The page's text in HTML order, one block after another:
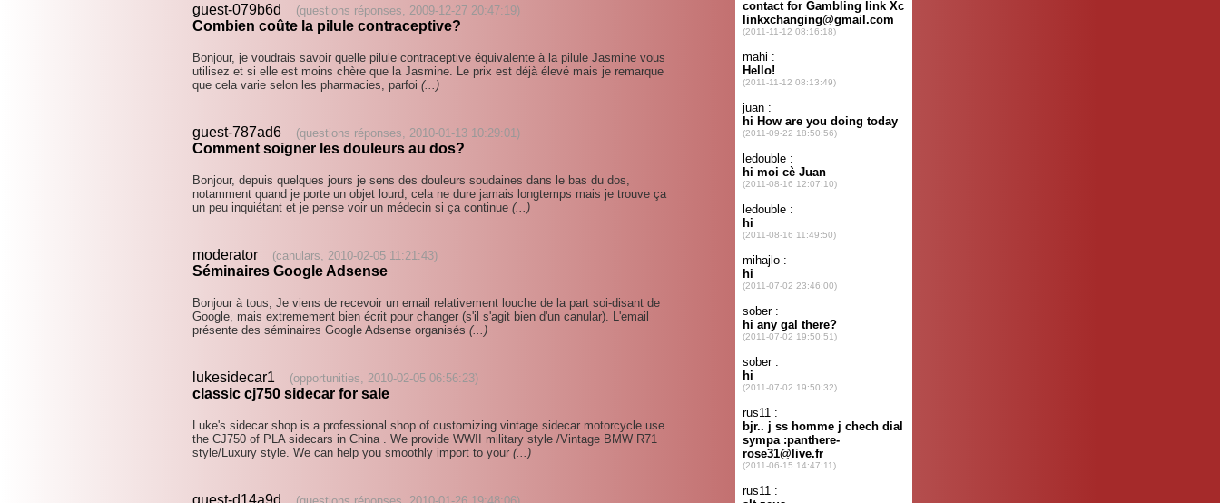
guest-079b6d (questions réponses, 2009-12-27 20:47:19)
Combien coûte la pilule contraceptive?
Bonjour, je voudrais savoir quelle pilule contraceptive équivalente à la pilule Jasmine vous
utilisez et si elle est moins chère que la Jasmine. Le prix est déjà élevé mais je remarque
que cela varie selon les pharmacies, parfoi (...)
guest-787ad6 (questions réponses, 2010-01-13 10:29:01)
Comment soigner les douleurs au dos?
Bonjour, depuis quelques jours je sens des douleurs soudaines dans le bas du dos,
notamment quand je porte un objet lourd, cela ne dure jamais longtemps mais je trouve ça
un peu inquiétant et je pense voir un médecin si ça continue (...)
moderator (canulars, 2010-02-05 11:21:43)
Séminaires Google Adsense
Bonjour à tous, Je viens de recevoir un email relativement louche de la part soi-disant de
Google, mais extremement bien écrit pour changer (s'il s'agit bien d'un canular). L'email
présente des séminaires Google Adsense organisés (...)
lukesidecar1 (opportunities, 2010-02-05 06:56:23)
classic cj750 sidecar for sale
Luke's sidecar shop is a professional shop of customizing vintage sidecar motorcycle use
the CJ750 of PLA sidecars in China . We provide WWII military style /Vintage BMW R71
style/Luxury style. We can help you smoothly import to your (...)
guest-d14a9d